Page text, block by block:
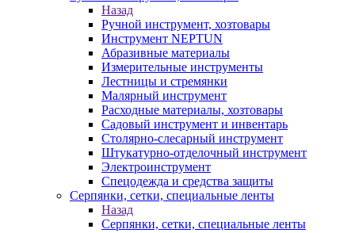
Назад
Ручной инструмент, хозтовары
Инструмент NEPTUN
Абразивные материалы
Измерительные инструменты
Лестницы и стремянки
Малярный инструмент
Расходные материалы, хозтовары
Садовый инструмент и инвентарь
Столярно-слесарный инструмент
Штукатурно-отделочный инструмент
Электроинструмент
Спецодежда и средства защиты
Серпянки, сетки, специальные ленты
Назад
Серпянки, сетки, специальные ленты